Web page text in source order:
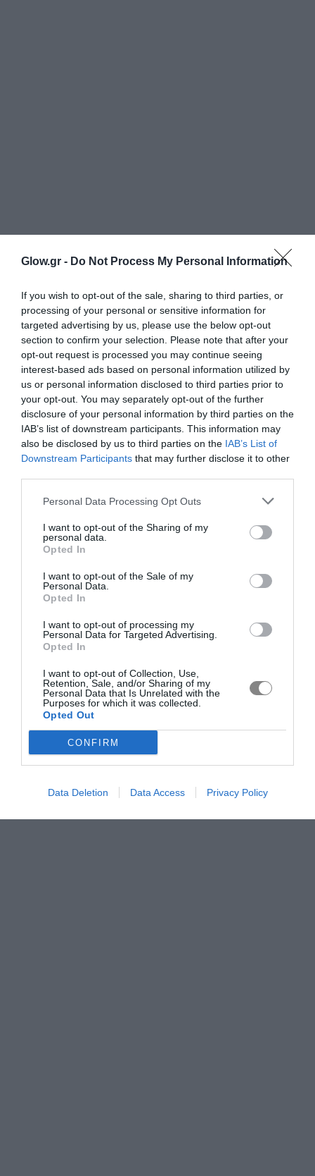
Glow.gr - Do Not Process My Personal Information
If you wish to opt-out of the sale, sharing to third parties, or
processing of your personal or sensitive information for
targeted advertising by us, please use the below opt-out
section to confirm your selection. Please note that after your
opt-out request is processed you may continue seeing
interest-based ads based on personal information utilized by
us or personal information disclosed to third parties prior to
your opt-out. You may separately opt-out of the further
disclosure of your personal information by third parties on the
IAB’s list of downstream participants. This information may
also be disclosed by us to third parties on the IAB’s List of
Downstream Participants that may further disclose it to other
Personal Data Processing Opt Outs
I want to opt-out of the Sharing of my
personal data.
Opted In
I want to opt-out of the Sale of my
Personal Data.
Opted In
I want to opt-out of processing my
Personal Data for Targeted Advertising.
Opted In
I want to opt-out of Collection, Use,
Retention, Sale, and/or Sharing of my
Personal Data that Is Unrelated with the
Purposes for which it was collected.
Opted Out
CONFIRM
Data Deletion Data Access Privacy Policy